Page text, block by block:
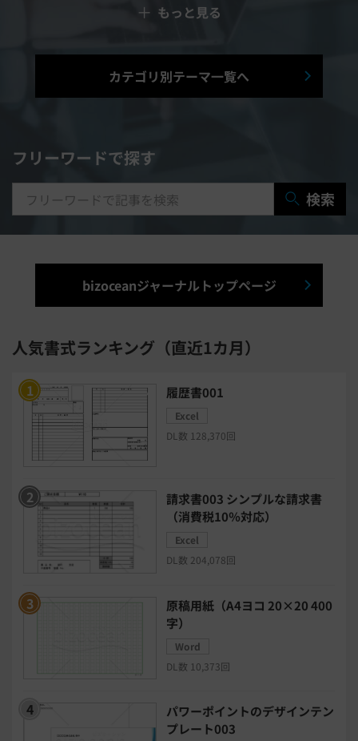
Web面接システム
シフト管理システム
契約書レビューシステム
研修システム 受付システム
出張管理システム 賃貸管理システム
入退室管理システム 福利厚生システム
チャットボットツール
セキュリティシステム
安否確認(総務)システム 経費精算システム
日程調整システム
BIツール CTIシステム
クラウドPBX
モチベーション管理システム
＋ もっと見る
カテゴリ別テーマ一覧へ
フリーワードで探す
検索
bizoceanジャーナルトップページ
人気書式ランキング（直近1カ月）
履歴書001
Excel
DL数 128,370回
請求書003 シンプルな請求書
（消費税10％対応）
Excel
DL数 204,078回
原稿用紙（A4ヨコ 20×20 400
字）
Word
DL数 10,373回
パワーポイントのデザインテン
プレート003